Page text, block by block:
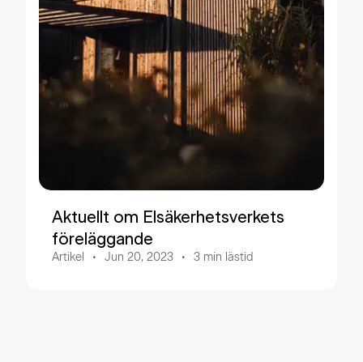
Aktuellt om Elsäkerhetsverkets
föreläggande
Artikel Jun 20, 2023 3 min lästid